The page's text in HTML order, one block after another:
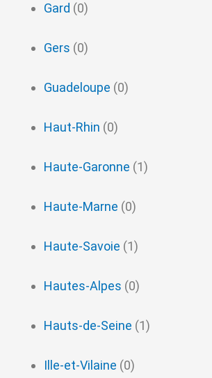
Gard (0)
Gers (0)
Guadeloupe (0)
Haut-Rhin (0)
Haute-Garonne (1)
Haute-Marne (0)
Haute-Savoie (1)
Hautes-Alpes (0)
Hauts-de-Seine (1)
Ille-et-Vilaine (0)